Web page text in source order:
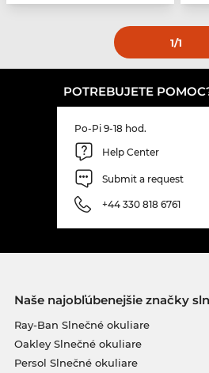
1/1
POTREBUJETE
Po-Pi 9-18 hod.
Help Center
Submit a request
+44 330 818 6761
Naše najobľúbenejšie značky
Ray-Ban Slnečné okuliare
Oakley Slnečné okuliare
Persol Slnečné okuliare